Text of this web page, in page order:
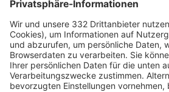
HÄUFIG BESUCHTE SEITEN
Pässe und Vereinswechsel
Trainerausbildung
Schulungsangebot Vereinsmitarbeiter